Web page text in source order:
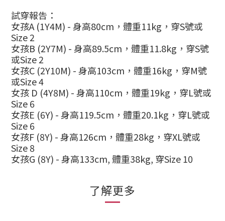
試穿報告：
女孩A (1Y4M) -身高80cm ，體重11kg ，穿S號或
Size 2
女孩B (2Y7M) -身高89.5cm ，體重11.8kg ，穿S號
或Size 2
女孩C (2Y10M) -身高103cm ，體重16kg ，穿M號
或Size 4
女孩 D (4Y8M) -身高110cm ，體重19kg ，穿L號或
Size 6
女孩E (6Y) -身高119.5cm ，體重20.1kg ，穿L號或
Size 6
女孩F (8Y) -身高126cm ，體重28kg ，穿XL號或
Size 8
女孩G (8Y) -身高133cm, 體重38kg, 穿Size 10
了解更多